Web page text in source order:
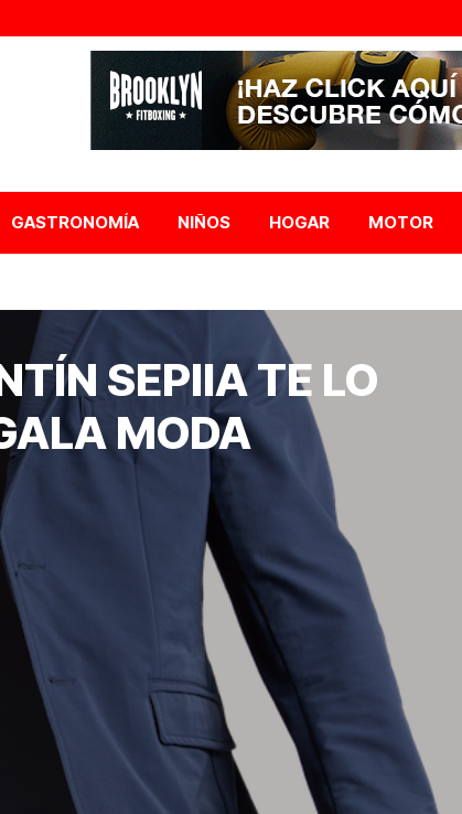
GASTRONOMÍA NIÑOS HOGAR MOTOR
SEPIIA TE LO
MODA